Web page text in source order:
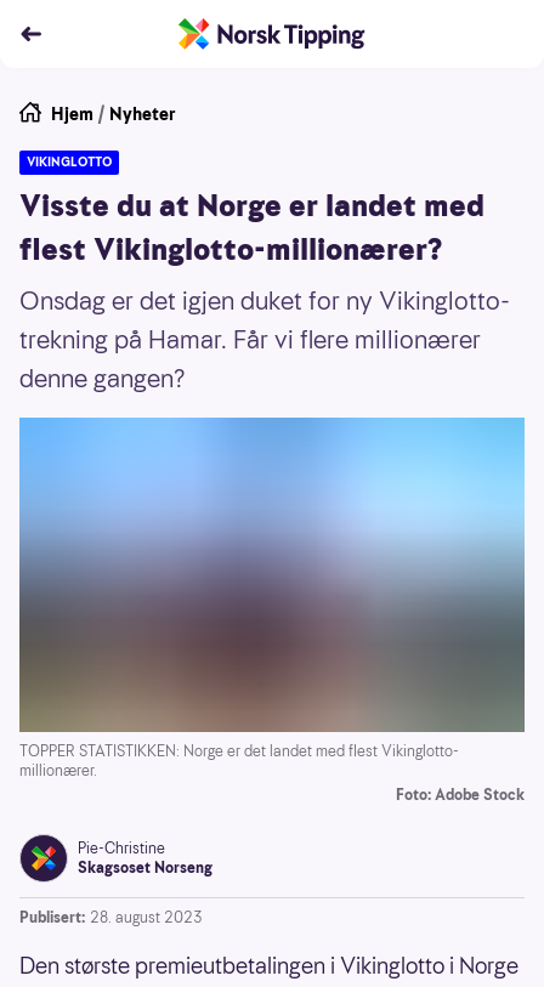
Hjem / Nyheter
VIKINGLOTTO
Visste du at Norge er landet med
flest Vikinglotto-millionærer?
Onsdag er det igjen duket for ny Vikinglotto-
trekning på Hamar. Får vi flere millionærer
denne gangen?
TOPPER STATISTIKKEN: Norge er det landet med flest Vikinglotto-
millionærer.
Foto: Adobe Stock
Pie-Christine
Skagsoset Norseng
Publisert: 28. august 2023
Den største premieutbetalingen i Vikinglotto i Norge